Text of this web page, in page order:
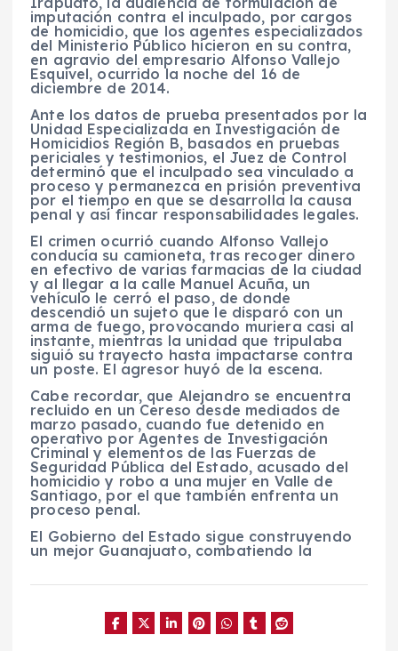
imputación contra el inculpado, por cargos
de homicidio, que los agentes especializados
del Ministerio Público hicieron en su contra,
en agravio del empresario Alfonso Vallejo
Esquivel, ocurrido la noche del 16 de
diciembre de 2014.
Ante los datos de prueba presentados por la
Unidad Especializada en Investigación de
Homicidios Región B, basados en pruebas
periciales y testimonios, el Juez de Control
determinó que el inculpado sea vinculado a
proceso y permanezca en prisión preventiva
por el tiempo en que se desarrolla la causa
penal y así fincar responsabilidades legales.
El crimen ocurrió cuando Alfonso Vallejo
conducía su camioneta, tras recoger dinero
en efectivo de varias farmacias de la ciudad
y al llegar a la calle Manuel Acuña, un
vehículo le cerró el paso, de donde
descendió un sujeto que le disparó con un
arma de fuego, provocando muriera casi al
instante, mientras la unidad que tripulaba
siguió su trayecto hasta impactarse contra
un poste. El agresor huyó de la escena.
Cabe recordar, que Alejandro se encuentra
recluido en un Cereso desde mediados de
marzo pasado, cuando fue detenido en
operativo por Agentes de Investigación
Criminal y elementos de las Fuerzas de
Seguridad Pública del Estado, acusado del
homicidio y robo a una mujer en Valle de
Santiago, por el que también enfrenta un
proceso penal.
El Gobierno del Estado sigue construyendo
un mejor Guanajuato, combatiendo la